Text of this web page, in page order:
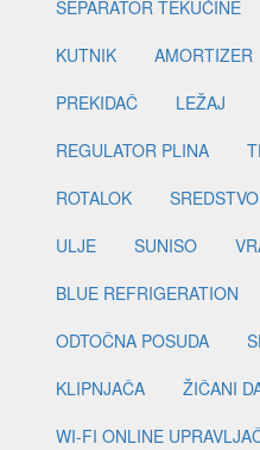
SEPARATOR TEKUĆINE
KUTNIK
AMORTIZER
PREKIDAČ
LEŽAJ
REGULATOR PLINA
ROTALOK
ULJE
SUNISO
BLUE REFRIGERATION
ODTOČNA POSUDA
KLIPNJAČA
ŽIČANI
WI-FI ONLINE